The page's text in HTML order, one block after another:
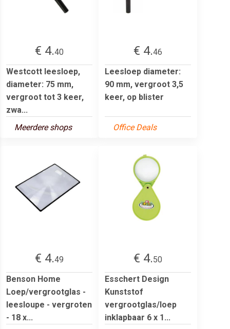
€ 4.40
Westcott leesloep,
diameter: 75 mm,
vergroot tot 3 keer,
zwa...
Meerdere shops
€ 4.46
Leesloep diameter:
90 mm, vergroot 3,5
keer, op blister
Office Deals
€ 4.49
Benson Home
Loep/vergrootglas -
leesloupe - vergroten
- 18 x...
€ 4.50
Esschert Design
Kunststof
vergrootglas/loep
inklapbaar 6 x 1...